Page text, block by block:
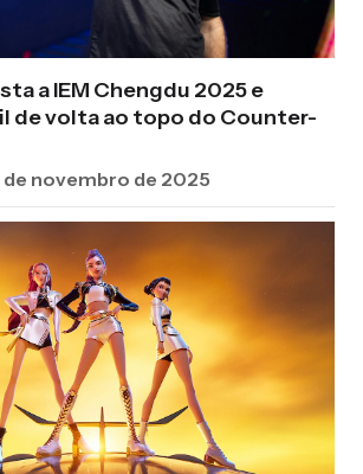
a IEM Chengdu 2025 e
de volta ao topo do Counter-
de novembro de 2025